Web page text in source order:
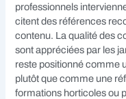
professionnels
citent des références
contenu. La qualité des
sont appréciées par les
reste positionné comme
plutôt que comme une
formations horticoles ou